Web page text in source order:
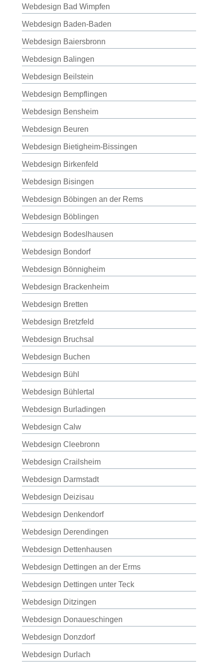
Webdesign Bad Wimpfen
Webdesign Baden-Baden
Webdesign Baiersbronn
Webdesign Balingen
Webdesign Beilstein
Webdesign Bempflingen
Webdesign Bensheim
Webdesign Beuren
Webdesign Bietigheim-Bissingen
Webdesign Birkenfeld
Webdesign Bisingen
Webdesign Böbingen an der Rems
Webdesign Böblingen
Webdesign Bodeslhausen
Webdesign Bondorf
Webdesign Bönnigheim
Webdesign Brackenheim
Webdesign Bretten
Webdesign Bretzfeld
Webdesign Bruchsal
Webdesign Buchen
Webdesign Bühl
Webdesign Bühlertal
Webdesign Burladingen
Webdesign Calw
Webdesign Cleebronn
Webdesign Crailsheim
Webdesign Darmstadt
Webdesign Deizisau
Webdesign Denkendorf
Webdesign Derendingen
Webdesign Dettenhausen
Webdesign Dettingen an der Erms
Webdesign Dettingen unter Teck
Webdesign Ditzingen
Webdesign Donaueschingen
Webdesign Donzdorf
Webdesign Durlach